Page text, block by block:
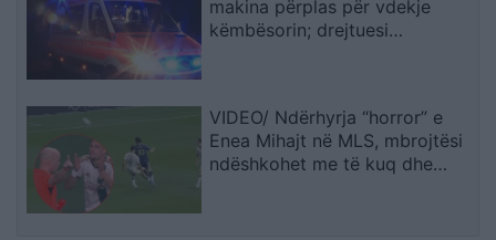
makina përplas për vdekje
këmbësorin; drejtuesi
VIDEO/ Ndërhyrja “horror” e
Enea Mihajt në MLS, mbrojtësi
ndëshkohet me të kuq dhe